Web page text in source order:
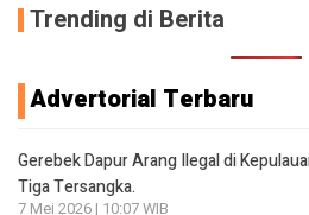
Trending di Berita
Advertorial Terbaru
Gerebek Dapur Arang Ilegal di
Tiga Tersangka.
7 Mei 2026 | 10:07 WIB